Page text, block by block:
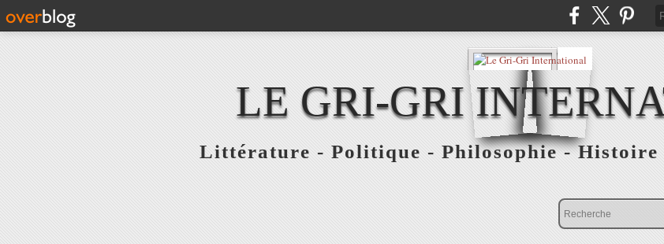
LE GRI-GRI
Littérature - Politique - Philosophie - Histoire